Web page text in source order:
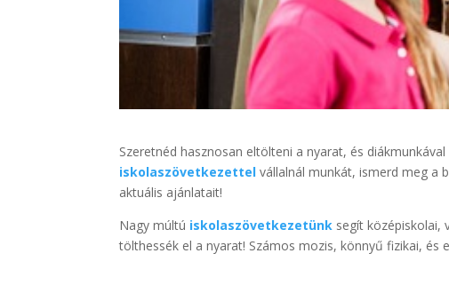
Szeretnéd hasznosan eltölteni a nyarat, és
iskolaszövetkezettel vállalnál munkát, ismerd meg a
aktuális ajánlatait!
Nagy múltú iskolaszövetkezetünk segít középiskolai,
tölthessék el a nyarat! Számos mozis, könnyű fizikai, és